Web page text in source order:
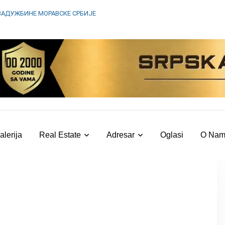
МОРАВСКЕ СРБИЈЕ
Real Estate Adresar Oglasi O